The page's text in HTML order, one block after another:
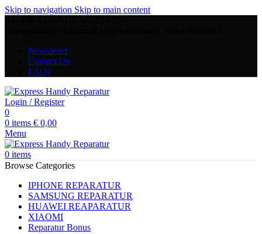
Skip to navigation Skip to main content
Newsletter
Contact Us
FAQs
Login / Register
0
0 items € 0,00
Menu
0 items
Browse Categories
IPHONE REPARATUR
SAMSUNG REPARATUR
HUAWEI REAPARATUR
XIAOMI
Reparatur Bonus